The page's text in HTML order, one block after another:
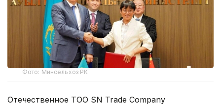
Фото: Минсельхоз РК
Отечественное ТОО SN Trade Company